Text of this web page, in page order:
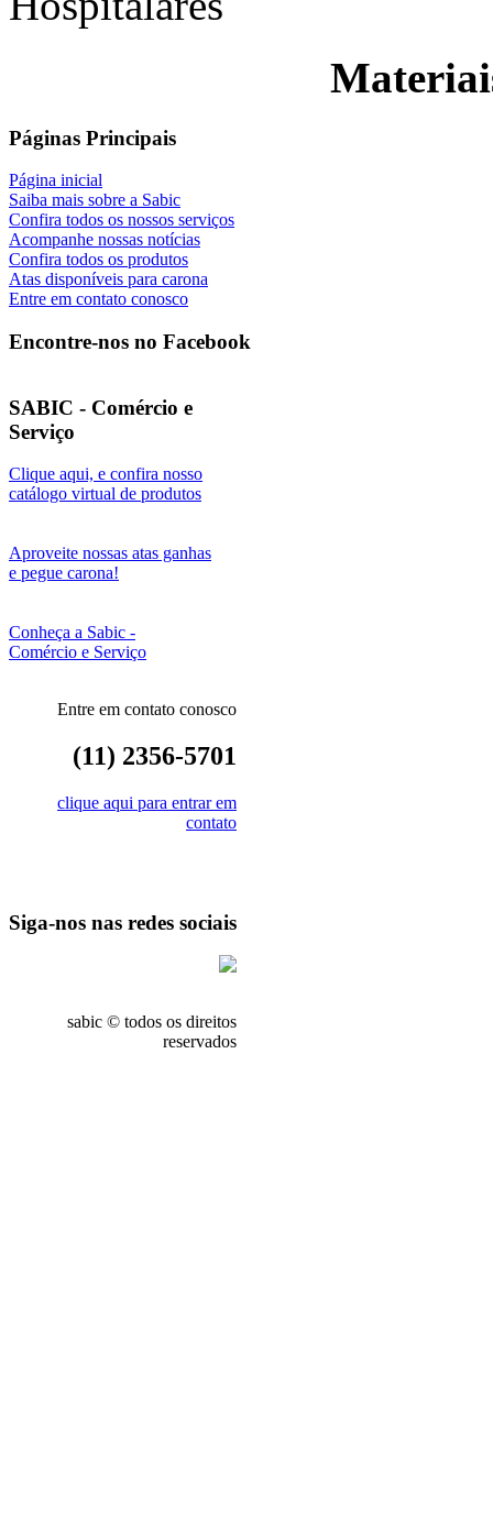
Páginas Principais
Página inicial
Saiba mais sobre a Sabic
Confira todos os nossos serviços
Acompanhe nossas notícias
Confira todos os produtos
Atas disponíveis para carona
Entre em contato conosco
Encontre-nos no Facebook
SABIC - Comércio e
Serviço
Clique aqui, e confira nosso
catálogo virtual de produtos
Aproveite nossas atas ganhas
e pegue carona!
Conheça a Sabic -
Comércio e Serviço
Entre em contato conosco
(11) 2356-5701
clique aqui para entrar em
contato
Siga-nos nas redes sociais
sabic © todos os direitos
reservados